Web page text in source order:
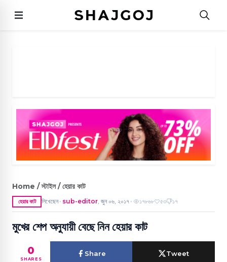
Home / স্টাইল / হেয়ার কাট
হেয়ার কাট লিখেছেন ● sub-editor,জুন ০৬, ২০১৭ ● ১৭৮৬৮ ৫৩ ১৭
মুখের শেপ অনুযায়ী বেছে নিন হেয়ার কাট
0
SHARES
Share Tweet